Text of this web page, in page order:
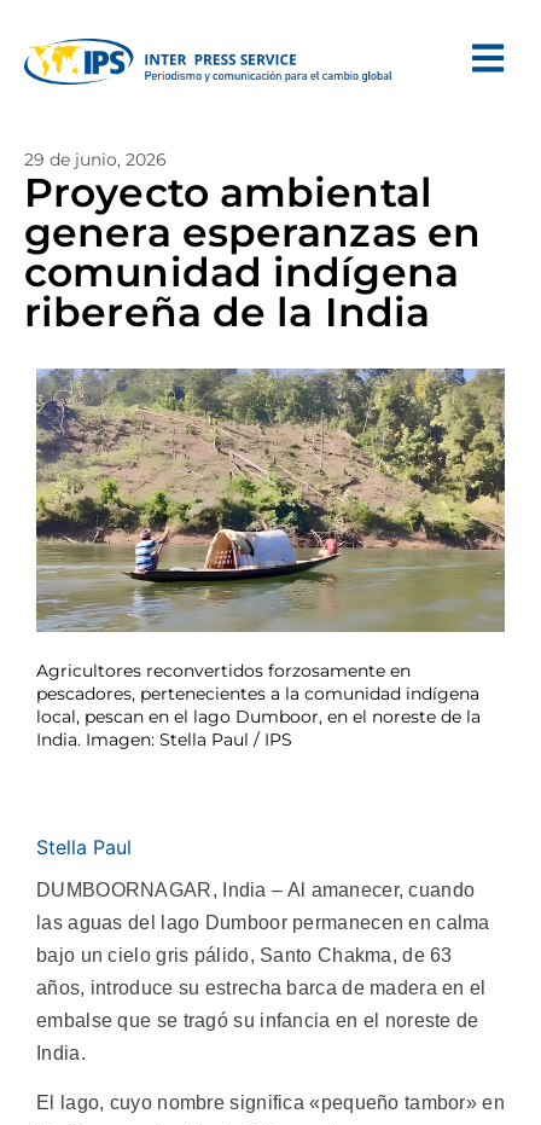
29 de junio, 2026
Proyecto ambiental
genera esperanzas en
comunidad indígena
ribereña de la India
Agricultores reconvertidos forzosamente en
pescadores, pertenecientes a la comunidad indígena
local, pescan en el lago Dumboor, en el noreste de la
India. Imagen: Stella Paul / IPS
Stella Paul
DUMBOORNAGAR, India – Al amanecer, cuando
las aguas del lago Dumboor permanecen en calma
bajo un cielo gris pálido, Santo Chakma, de 63
años, introduce su estrecha barca de madera en el
embalse que se tragó su infancia en el noreste de
India.
El lago, cuyo nombre significa «pequeño tambor» en